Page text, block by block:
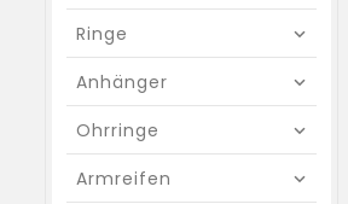
Ringe
Anhänger
Ohrringe
Armreifen